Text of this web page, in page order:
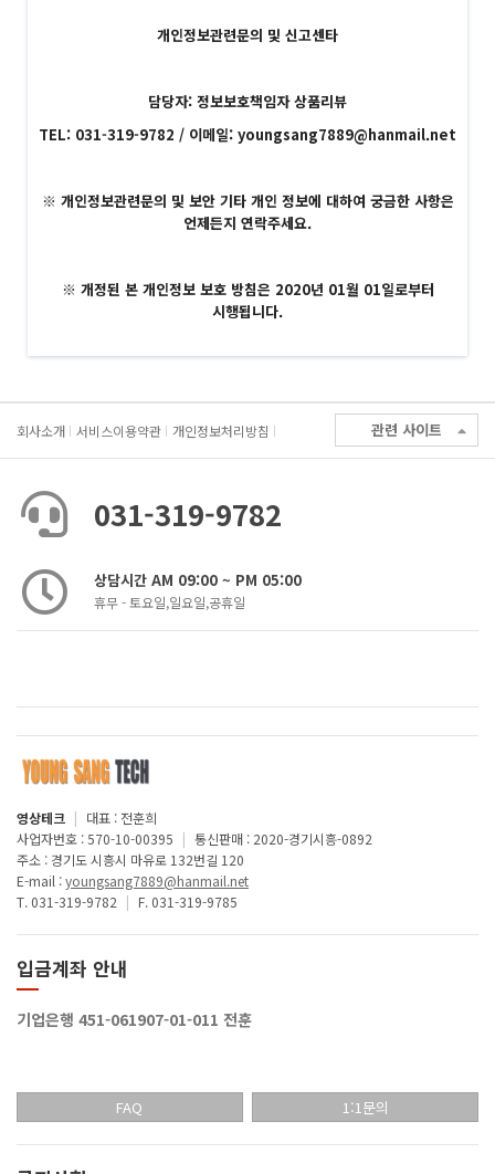
개인정보관련문의 및 신고센타
담당자: 정보보호책임자 상품리뷰
TEL: 031-319-9782 / 이메일: youngsang7889@hanmail.net
※ 개인정보관련문의 및 보안 기타 개인 정보에 대하여 궁금한 사항은
언제든지 연락주세요.
※ 개정된 본 개인정보 보호 방침은 2020년 01월 01일로부터
시행됩니다.
회사소개 서비스이용약관 개인정보처리방침 관련 사이트
031-319-9782
상담시간 AM 09:00 ~ PM 05:00
휴무 - 토요일,일요일,공휴일
영상테크 | 대표 : 전훈희
사업자번호 : 570-10-00395 | 통신판매 : 2020-경기시흥-0892
주소 : 경기도 시흥시 마유로 132번길 120
E-mail :youngsang7889@hanmail.net
T. 031-319-9782 | F. 031-319-9785
입금계좌 안내
기업은행 451-061907-01-011 전훈
FAQ 1:1문의